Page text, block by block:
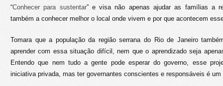
“Conhecer para sustentar” e visa não apenas ajudar as famílias a
também a conhecer melhor o local onde vivem e por que acontecem
Tomara que a população da região serrana do Rio de Janeiro
aprender com essa situação difícil, nem que o aprendizado seja
Entendo que nem tudo a gente pode esperar do governo, esse
iniciativa privada, mas ter governantes conscientes e responsáveis é